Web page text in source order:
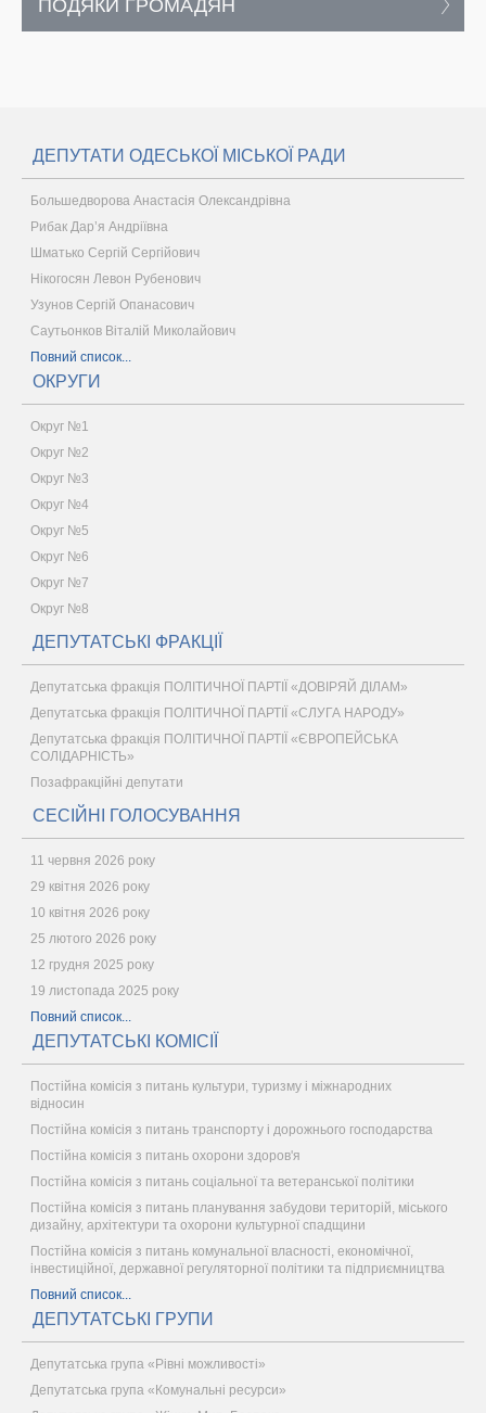
ПОДЯКИ ГРОМАДЯН
ДЕПУТАТИ ОДЕСЬКОЇ МІСЬКОЇ РАДИ
Большедворова Анастасія Олександрівна
Рибак Дар’я Андріївна
Шматько Сергій Сергійович
Нікогосян Левон Рубенович
Узунов Сергій Опанасович
Саутьонков Віталій Миколайович
Повний список...
ОКРУГИ
Округ №1
Округ №2
Округ №3
Округ №4
Округ №5
Округ №6
Округ №7
Округ №8
ДЕПУТАТСЬКІ ФРАКЦІЇ
Депутатська фракція ПОЛІТИЧНОЇ ПАРТІЇ «ДОВІРЯЙ ДІЛАМ»
Депутатська фракція ПОЛІТИЧНОЇ ПАРТІЇ «СЛУГА НАРОДУ»
Депутатська фракція ПОЛІТИЧНОЇ ПАРТІЇ «ЄВРОПЕЙСЬКА
СОЛІДАРНІСТЬ»
Позафракційні депутати
СЕСІЙНІ ГОЛОСУВАННЯ
11 червня 2026 року
29 квітня 2026 року
10 квітня 2026 року
25 лютого 2026 року
12 грудня 2025 року
19 листопада 2025 року
Повний список...
ДЕПУТАТСЬКІ КОМІСІЇ
Постійна комісія з питань культури, туризму і міжнародних
відносин
Постійна комісія з питань транспорту і дорожнього господарства
Постійна комісія з питань охорони здоров'я
Постійна комісія з питань соціальної та ветеранської політики
Постійна комісія з питань планування забудови територій, міського
дизайну, архітектури та охорони культурної спадщини
Постійна комісія з питань комунальної власності, економічної,
інвестиційної, державної регуляторної політики та підприємництва
Повний список...
ДЕПУТАТСЬКІ ГРУПИ
Депутатська група «Рівні можливості»
Депутатська група «Комунальні ресурси»